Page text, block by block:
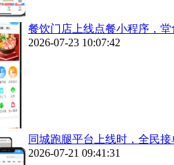
餐饮门店上线点餐小程序，
2026-07-23 10:07:42
同城跑腿平台上线时，全民
2026-07-21 09:41:31